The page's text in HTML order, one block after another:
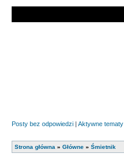
Posty bez odpowiedzi | Aktywne tematy
Strona główna » Główne » Śmietnik